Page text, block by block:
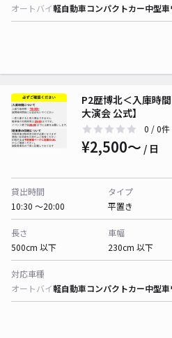
オートバイ軽自動車コンパクトカー中型車
P2歴博北＜入庫時
大演会 公式】
0 / 0件
¥2,500〜 / 日
貸出時間
10:30 〜20:00
タイプ
平置き
長さ
500cm 以下
車幅
230cm 以下
対応車種
オートバイ軽自動車コンパクトカー中型車